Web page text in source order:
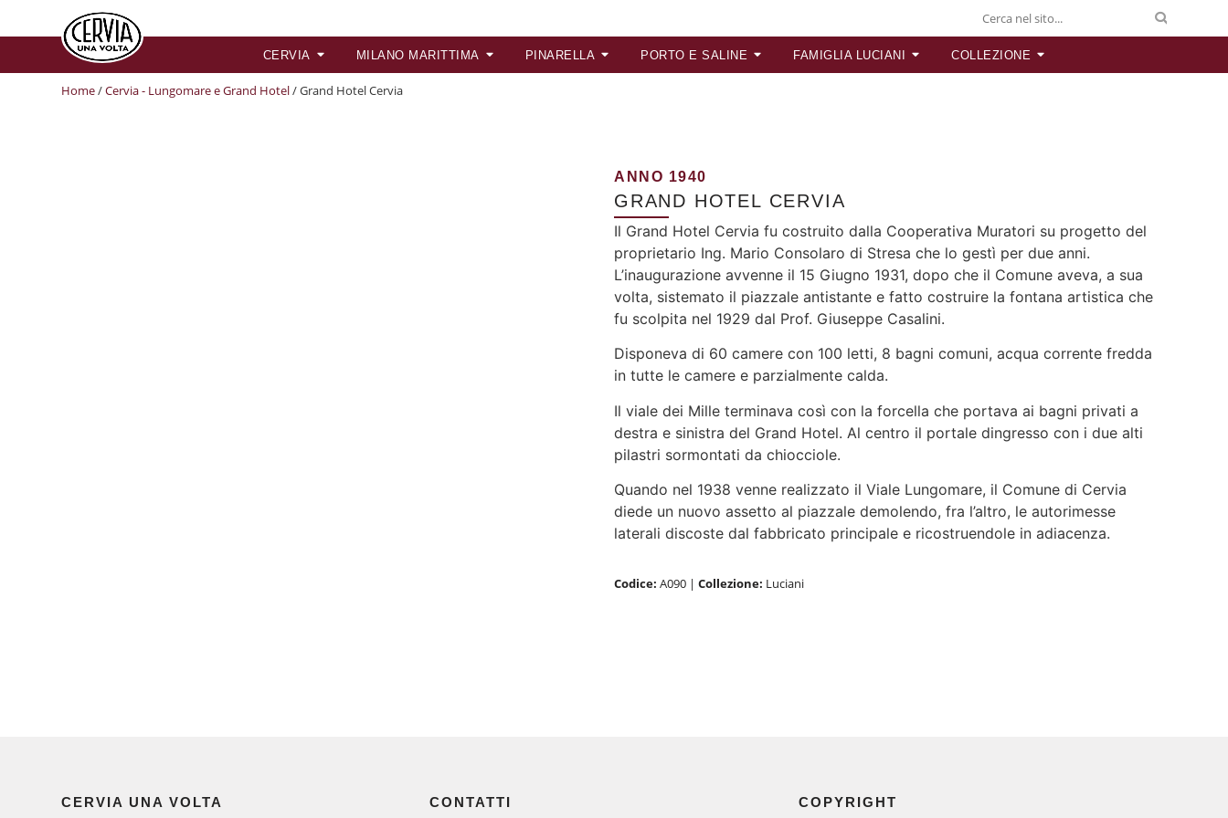
CERVIA MILANO MARITTIMA PINARELLA PORTO E SALINE FAMIGLIA LUCIANI COLLEZIONE
Home/Cervia - Lungomare e Grand Hotel/ Grand Hotel Cervia
ANNO 1940
GRAND HOTEL CERVIA
Il Grand Hotel Cervia fu costruito dalla Cooperativa Muratori su progetto del
proprietario Ing. Mario Consolaro di Stresa che lo gestì per due anni.
L’inaugurazione avvenne il 15 Giugno 1931, dopo che il Comune aveva, a sua
volta, sistemato il piazzale antistante e fatto costruire la fontana artistica che
fu scolpita nel 1929 dal Prof. Giuseppe Casalini.
Disponeva di 60 camere con 100 letti, 8 bagni comuni, acqua corrente fredda
in tutte le camere e parzialmente calda.
Il viale dei Mille terminava così con la forcella che portava ai bagni privati a
destra e sinistra del Grand Hotel. Al centro il portale dingresso con i due alti
pilastri sormontati da chiocciole.
Quando nel 1938 venne realizzato il Viale Lungomare, il Comune di Cervia
diede un nuovo assetto al piazzale demolendo, fra l’altro, le autorimesse
laterali discoste dal fabbricato principale e ricostruendole in adiacenza.
Codice: A090 | Collezione: Luciani
CERVIA UNA VOLTA CONTATTI COPYRIGHT